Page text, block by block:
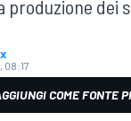
produzione dei
08:17
COME FONTE